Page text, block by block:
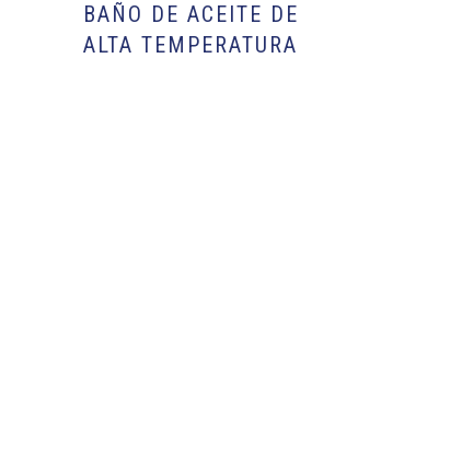
BAÑO DE ACEITE DE
ALTA TEMPERATURA